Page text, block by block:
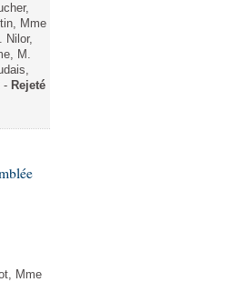
Mme
Nilor,
M.
- Rejeté
Mme